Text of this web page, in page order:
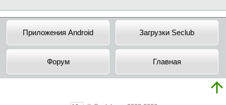
Приложения Android Загрузки Seclub
Форум Главная